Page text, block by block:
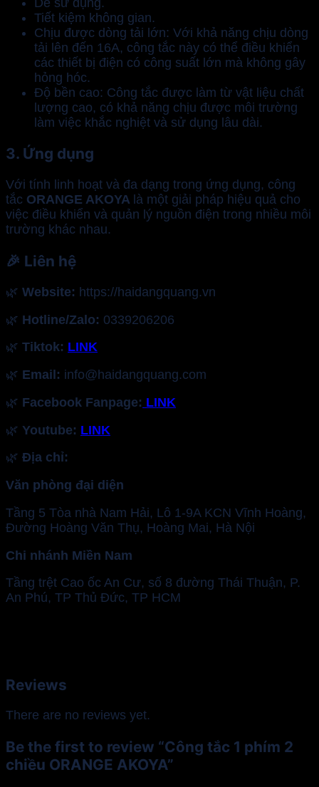
Tiết kiệm không gian.
Chịu được dòng tải lớn: Với khả năng chịu dòng
tải lên đến 16A, công tắc này có thể điều khiển
các thiết bị điện có công suất lớn mà không gây
hỏng hóc.
Độ bền cao: Công tắc được làm từ vật liệu chất
lượng cao, có khả năng chịu được môi trường
làm việc khắc nghiệt và sử dụng lâu dài.
3. Ứng dụng
Với tính linh hoạt và đa dạng trong ứng dụng, công
tắc ORANGE AKOYA là một giải pháp hiệu quả cho
việc điều khiển và quản lý nguồn điện trong nhiều môi
trường khác nhau.
🎉 Liên hệ
🌿 Website: https://haidangquang.vn
🌿 Hotline/Zalo: 0339206206
🌿 Tiktok: LINK
🌿 Email: info@haidangquang.com
🌿 Facebook Fanpage: LINK
🌿 Youtube: LINK
🌿 Địa chỉ:
Văn phòng đại diện
Tầng 5 Tòa nhà Nam Hải, Lô 1-9A KCN Vĩnh Hoàng,
Đường Hoàng Văn Thụ, Hoàng Mai, Hà Nội
Chi nhánh Miền Nam
Tầng trệt Cao ốc An Cư, số 8 đường Thái Thuận, P.
An Phú, TP Thủ Đức, TP HCM
Reviews
There are no reviews yet.
Be the first to review “Công tắc 1 phím 2
chiều ORANGE AKOYA”